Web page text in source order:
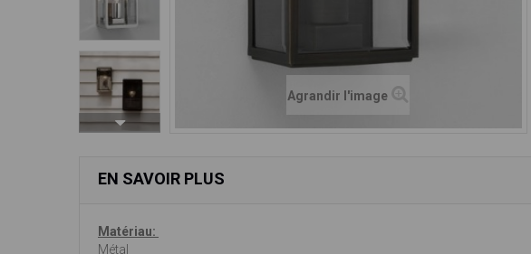
Agrandir l'image
EN SAVOIR PLUS
Matériau:
Métal